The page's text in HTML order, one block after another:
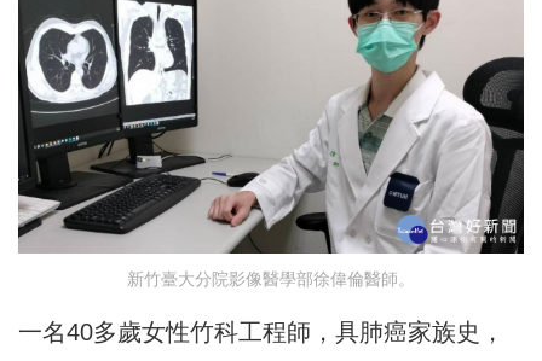
新竹臺大分院影像醫學部徐偉倫醫師。
一名40多歲女性竹科工程師，具肺癌家族史，